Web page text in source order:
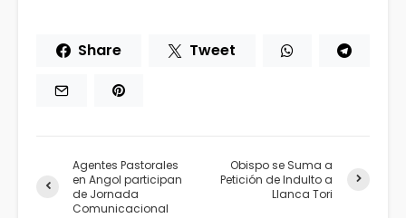
Share Tweet
Agentes Pastorales
en Angol participan
de Jornada
Comunicacional
Obispo se Suma a
Petición de Indulto a
Llanca Tori